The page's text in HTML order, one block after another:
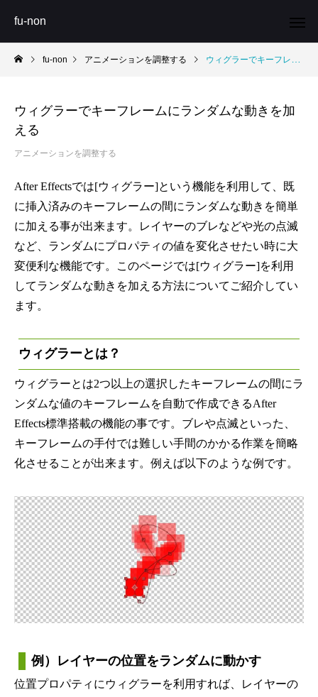
fu-non
fu-non アニメーションを調整する ウィグラーでキーフレームにランダムな動きを加える
ウィグラーでキーフレームにランダムな動きを加
える
アニメーションを調整する
After Effectsでは[ウィグラー]という機能を利用して、既
に挿入済みのキーフレームの間にランダムな動きを簡単
に加える事が出来ます。レイヤーのブレなどや光の点滅
など、ランダムにプロパティの値を変化させたい時に大
変便利な機能です。このページでは[ウィグラー]を利用
してランダムな動きを加える方法についてご紹介してい
ます。
ウィグラーとは？
ウィグラーとは2つ以上の選択したキーフレームの間にラ
ンダムな値のキーフレームを自動で作成できるAfter
Effects標準搭載の機能の事です。ブレや点滅といった、
キーフレームの手付では難しい手間のかかる作業を簡略
化させることが出来ます。例えば以下のような例です。
例）レイヤーの位置をランダムに動かす
位置プロパティにウィグラーを利用すれば、レイヤーの